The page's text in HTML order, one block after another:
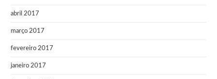
abril 2017
março 2017
fevereiro 2017
janeiro 2017